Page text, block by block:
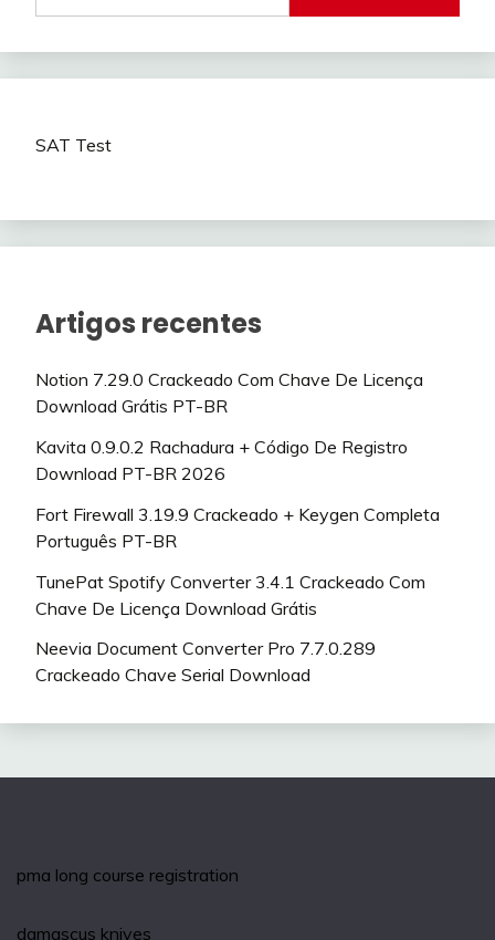
SAT Test
Artigos recentes
Notion 7.29.0 Crackeado Com Chave De Licença
Download Grátis PT-BR
Kavita 0.9.0.2 Rachadura + Código De Registro
Download PT-BR 2026
Fort Firewall 3.19.9 Crackeado + Keygen Completa
Português PT-BR
TunePat Spotify Converter 3.4.1 Crackeado Com
Chave De Licença Download Grátis
Neevia Document Converter Pro 7.7.0.289
Crackeado Chave Serial Download
pma long course registration
damascus knives